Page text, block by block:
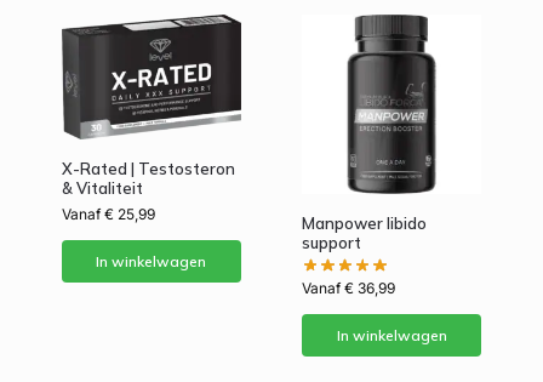
X-Rated | Testosteron
& Vitaliteit
Vanaf€25,99
In winkelwagen
Manpower libido
support
Vanaf€ 36,99
In winkelwagen